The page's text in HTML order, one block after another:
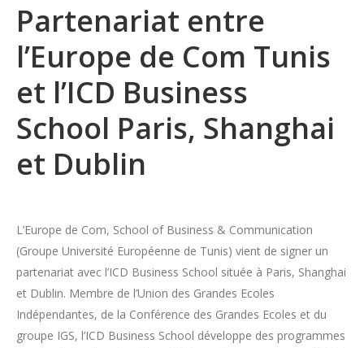
Partenariat entre
l’Europe de Com Tunis
et l’ICD Business
School Paris, Shanghai
et Dublin
L’Europe de Com, School of Business & Communication
(Groupe Université Européenne de Tunis) vient de signer un
partenariat avec l’ICD Business School située à Paris, Shanghai
et Dublin. Membre de l’Union des Grandes Ecoles
Indépendantes, de la Conférence des Grandes Ecoles et du
groupe IGS, l’ICD Business School développe des programmes